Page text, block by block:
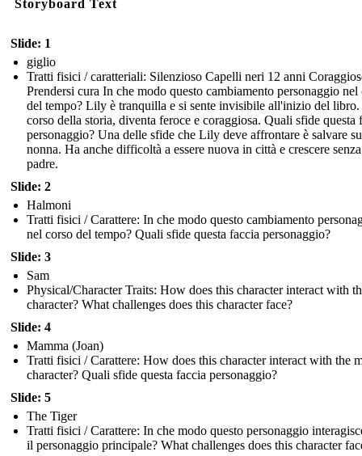
Storyboard Text
Slide: 1
giglio
Tratti fisici / caratteriali: Silenzioso Capelli neri 12 anni
Prendersi cura In che modo questo cambiamento personaggio nel
del tempo? Lily è tranquilla e si sente invisibile all'inizio del
corso della storia, diventa feroce e coraggiosa. Quali sfide questa
personaggio? Una delle sfide che Lily deve affrontare è salvare
nonna. Ha anche difficoltà a essere nuova in città e crescere
padre.
Slide: 2
Halmoni
Tratti fisici / Carattere: In che modo questo cambiamento
nel corso del tempo? Quali sfide questa faccia personaggio?
Slide: 3
Sam
Physical/Character Traits: How does this character interact with
character? What challenges does this character face?
Slide: 4
Mamma (Joan)
Tratti fisici / Carattere: How does this character interact with the
character? Quali sfide questa faccia personaggio?
Slide: 5
The Tiger
Tratti fisici / Carattere: In che modo questo personaggio
il personaggio principale? What challenges does this character